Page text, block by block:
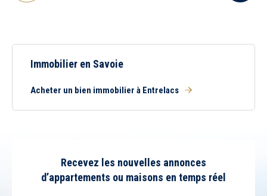
Immobilier en Savoie
Acheter un bien immobilier à Entrelacs
Recevez les nouvelles annonces
d’appartements ou maisons en temps réel